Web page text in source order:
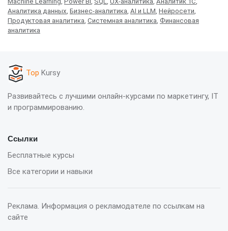
Аналитика данных, Бизнес-аналитика, AI и LLM, Нейросети,
Продуктовая аналитика, Системная аналитика, Финансовая
аналитика
Top Kursy
Развивайтесь с лучшими онлайн-курсами по маркетингу, IT
и программированию.
Ссылки
Бесплатные курсы
Все категории и навыки
Реклама. Информация о рекламодателе по ссылкам на
сайте